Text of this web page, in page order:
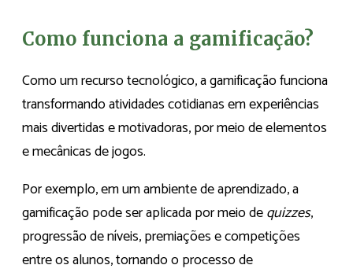
Como funciona a gamificação?
Como um recurso tecnológico, a gamificação funciona
transformando atividades cotidianas em experiências
mais divertidas e motivadoras, por meio de elementos
e mecânicas de jogos.
Por exemplo, em um ambiente de aprendizado, a
gamificação pode ser aplicada por meio dequizzes,
progressão de níveis, premiações e competições
entre os alunos, tornando o processo de